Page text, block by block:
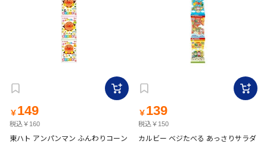
￥ 149
税込￥160
東ハト アンパンマン ふんわりコーン
￥ 139
税込￥150
カルビー ベジたべる あっさりサラダ